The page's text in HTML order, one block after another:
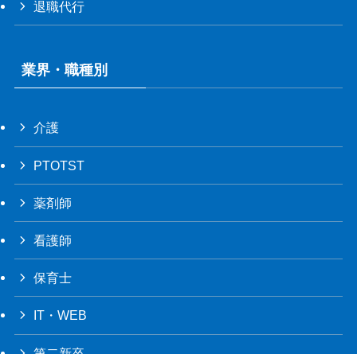
退職代行
業界・職種別
介護
PTOTST
薬剤師
看護師
保育士
IT・WEB